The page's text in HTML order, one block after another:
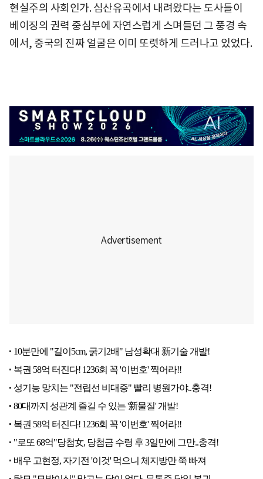
현실주의 사회인가. 심산유곡에서 내려왔다는 도사들이
베이징의 권력 중심부에 자연스럽게 스며들던 그 풍경 속
에서, 중국의 진짜 얼굴은 이미 또렷하게 드러나고 있었다.